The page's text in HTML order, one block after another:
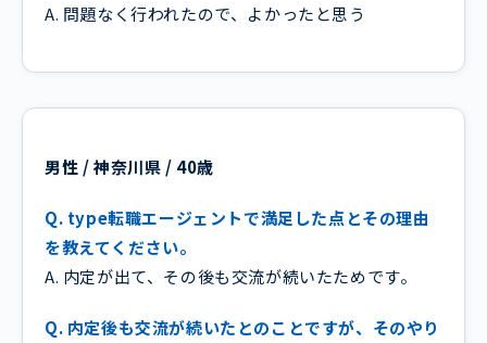
A. 問題なく行われたので、よかったと思う
男性 / 神奈川県 / 40歳
Q. type転職エージェントで満足した点とその理由
を教えてください。
A. 内定が出て、その後も交流が続いたためです。
Q. 内定後も交流が続いたとのことですが、そのやり